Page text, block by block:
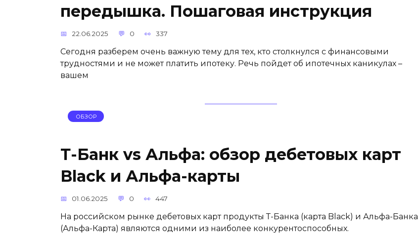
передышка. Пошаговая инструкция
22.06.2025 0 337
Сегодня разберем очень важную тему для тех, кто столкнулся с финансовыми
трудностями и не может платить ипотеку. Речь пойдет об ипотечных каникулах –
вашем
ОБЗОР
Т-Банк vs Альфа: обзор дебетовых карт
Black и Альфа-карты
01.06.2025 0 447
На российском рынке дебетовых карт продукты Т-Банка (карта Black) и Альфа-Банка
(Альфа-Карта) являются одними из наиболее конкурентоспособных.